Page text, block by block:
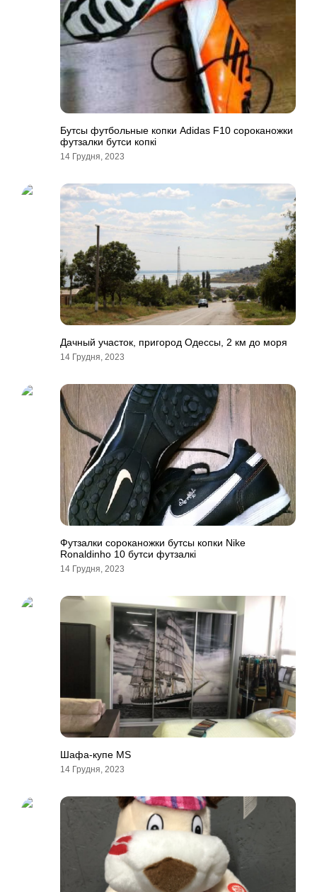
Бутсы футбольные копки Adidas F10 сороканожки
футзалки бутси копкi
14 Грудня, 2023
Дачный участок, пригород Одессы, 2 км до моря
14 Грудня, 2023
Футзалки сороканожки бутсы копки Nike
Ronaldinho 10 бутси футзалкi
14 Грудня, 2023
Шафа-купе MS
14 Грудня, 2023